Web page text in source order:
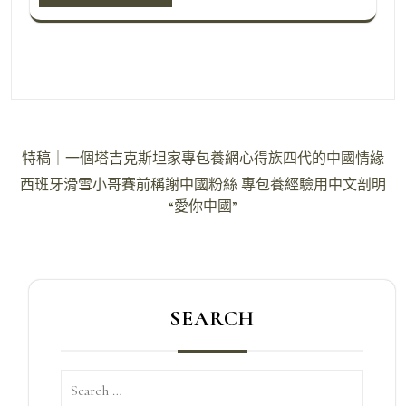
文
章
特稿｜一個塔吉克斯坦家專包養網心得族四代的中國情緣
西班牙滑雪小哥賽前稱謝中國粉絲 專包養經驗用中文剖明
“愛你中國”
SEARCH